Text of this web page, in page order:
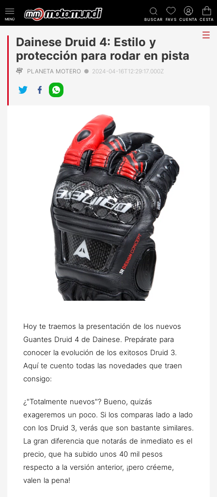
MENÚ BUSCAR FAVS CUENTA CESTA
Dainese Druid 4: Estilo y
protección para rodar en pista
PLANETA MOTERO ● 2024-04-16T12:29:17.000Z
Hoy te traemos la presentación de los nuevos
Guantes Druid 4 de Dainese. Prepárate para
conocer la evolución de los exitosos Druid 3.
Aquí te cuento todas las novedades que traen
consigo:
¿"Totalmente nuevos"? Bueno, quizás
exageremos un poco. Si los comparas lado a lado
con los Druid 3, verás que son bastante similares.
La gran diferencia que notarás de inmediato es el
precio, que ha subido unos 40 mil pesos
respecto a la versión anterior, ¡pero créeme,
valen la pena!